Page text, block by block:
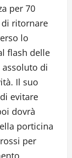
per 70
ritornare
lo
flash delle
di
Il suo
evitare
dovrà
porticina
per